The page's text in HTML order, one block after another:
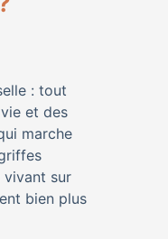
: tout
et des
marche
vivant sur
bien plus